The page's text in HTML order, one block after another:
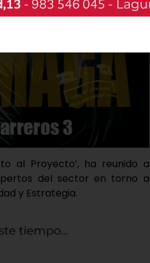
al Proyecto’, ha reunido a
del sector en torno a
y Estrategia.